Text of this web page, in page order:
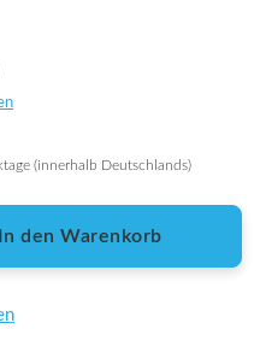
(innerhalb Deutschlands)
gewünschten
In den Warenkorb